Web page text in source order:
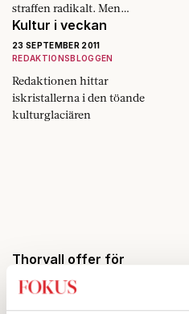
straffen radikalt. Men
regeringen vägrar svara på om
de kommer att göra samma
sak för tidigare dömda.
Kultur i veckan
23 SEPTEMBER 2011
REDAKTIONSBLOGGEN
Redaktionen hittar
iskristallerna i den töande
kulturglaciären
Thorvall offer för
23 SEPTEMBER 2011
KOMMENTAR
KULTUR